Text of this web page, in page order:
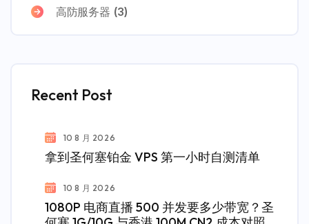
高防服务器 (3)
Recent Post
10 8 月 2026
拿到圣何塞铂金 VPS 第一小时自测清单
10 8 月 2026
1080P 电商直播 500 并发要多少带宽？圣